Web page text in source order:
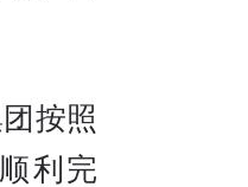
按照
利完